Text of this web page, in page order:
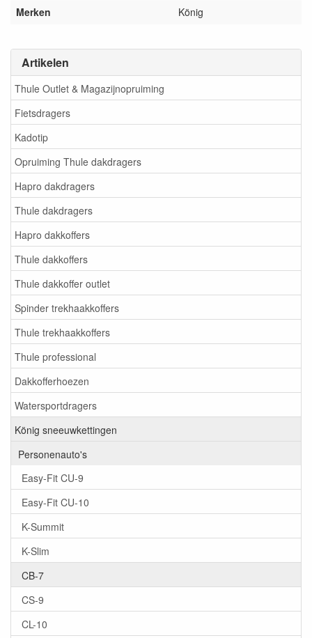
Artikelen
Thule Outlet & Magazijnopruiming
Fietsdragers
Kadotip
Opruiming Thule dakdragers
Hapro dakdragers
Thule dakdragers
Hapro dakkoffers
Thule dakkoffers
Thule dakkoffer outlet
Spinder trekhaakkoffers
Thule trekhaakkoffers
Thule professional
Dakkofferhoezen
Watersportdragers
König sneeuwkettingen
Personenauto's
Easy-Fit CU-9
Easy-Fit CU-10
K-Summit
K-Slim
CB-7
CS-9
CL-10
Merken König